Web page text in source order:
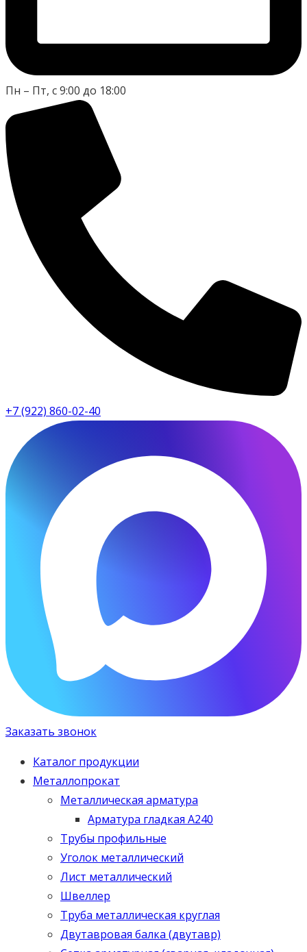
Пн – Пт, с 9:00 до 18:00
+7 (922) 860-02-40
Заказать звонок
Каталог продукции
Металлопрокат
Металлическая арматура
Арматура гладкая А240
Трубы профильные
Уголок металлический
Лист металлический
Швеллер
Труба металлическая круглая
Двутавровая балка (двутавр)